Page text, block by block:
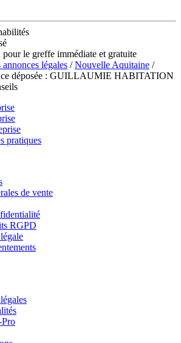
le greffe immédiate et gratuite
légales /Nouvelle Aquitaine /
déposée : GUILLAUMIE HABITATION
pratiques
de vente
RGPD